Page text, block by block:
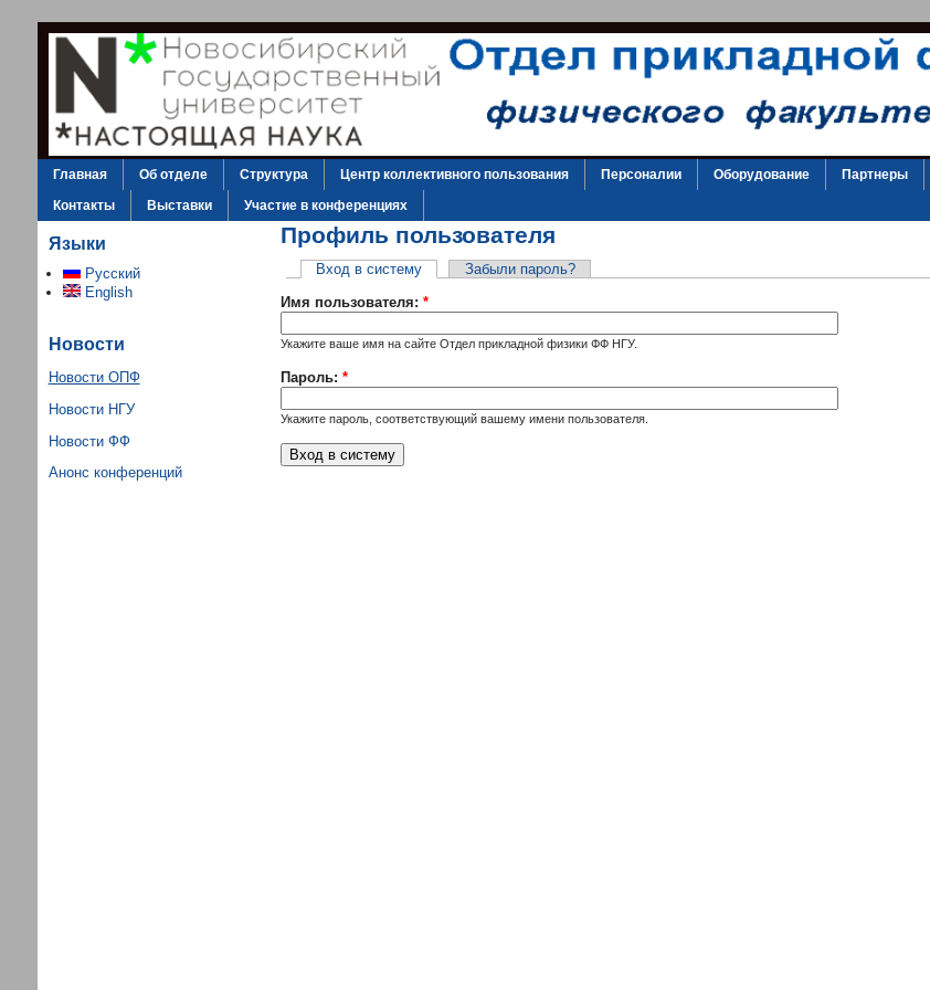
Главная Об отделе Структура Центр коллективного пользования Персоналии Оборудование Партнеры
Контакты
Выставки Участие в конференциях
Языки
Русский
English
Новости
Новости ОПФ
Новости НГУ
Новости ФФ
Анонс конференций
Профиль пользователя
Вход в систему Забыли пароль?
Имя пользователя: *
Укажите ваше имя на сайте Отдел прикладной физики ФФ НГУ.
Пароль: *
Укажите пароль, соответствующий вашему имени пользователя.